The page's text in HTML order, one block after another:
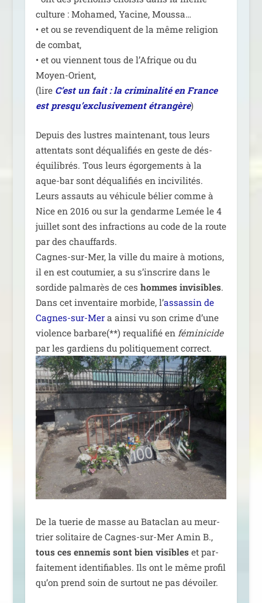
culture : Mohamed, Yacine, Moussa…
• et ou se reven­diquent de la même reli­gion
de com­bat,
• et ou viennent tous de l’Afrique ou du
Moyen-Orient,
(lire C’est un fait : la cri­mi­na­li­té en France
est pres­qu’ex­clu­si­ve­ment étran­gère)
Depuis des lustres main­te­nant, tous leurs
atten­tats sont déqua­li­fiés en geste de dés­
équi­li­brés. Tous leurs égor­ge­ments à la
aque-bar sont déqua­li­fiés en inci­vi­li­tés.
Leurs assauts au véhi­cule bélier comme à
Nice en 2016 ou sur la gen­darme Lemée le 4
juillet sont des infrac­tions au code de la route
par des chauf­fards.
Cagnes-sur-Mer, la ville du maire à motions,
il en est cou­tu­mier, a su s’ins­crire dans le
sor­dide pal­ma­rès de ces hommes invi­sibles.
Dans cet inven­taire mor­bide, l’assas­sin de
Cagnes-sur-Mera ain­si vu son crime d’une
vio­lence bar­bare(**) requa­li­fié en fémi­ni­cide
par les gar­diens du poli­ti­que­ment correct.
De la tue­rie de masse au Bataclan au meur­
trier soli­taire de Cagnes-sur-Mer Amin B.,
tous ces enne­mis sont bien visibleset par­
fai­te­ment iden­ti­fiables. Ils ont le même pro­fil
qu’on prend soin de sur­tout ne pas dévoiler.